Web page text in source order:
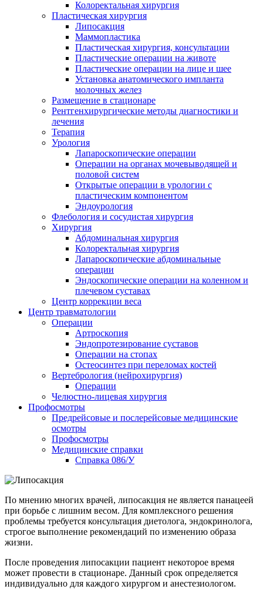
Колоректальная хирургия
Пластическая хирургия
Липосакция
Маммопластика
Пластическая хирургия, консультации
Пластические операции на животе
Пластические операции на лице и шее
Установка анатомического импланта
молочных желез
Размещение в стационаре
Рентгенхирургические методы диагностики и
лечения
Терапия
Урология
Лапароскопические операции
Операции на органах мочевыводящей и
половой систем
Открытые операции в урологии с
пластическим компонентом
Эндоурология
Флебология и сосудистая хирургия
Хирургия
Абдоминальная хирургия
Колоректальная хирургия
Лапароскопические абдоминальные
операции
Эндоскопические операции на коленном и
плечевом суставах
Центр коррекции веса
Центр травматологии
Операции
Артроскопия
Эндопротезирование суставов
Операции на стопах
Остеосинтез при переломах костей
Вертебрология (нейрохирургия)
Операции
Челюстно-лицевая хирургия
Профосмотры
Предрейсовые и послерейсовые медицинские
осмотры
Профосмотры
Медицинские справки
Справка 086/У
По мнению многих врачей, липосакция не является панацеей
при борьбе с лишним весом. Для комплексного решения
проблемы требуется консультация диетолога, эндокринолога,
строгое выполнение рекомендаций по изменению образа
жизни.
После проведения липосакции пациент некоторое время
может провести в стационаре. Данный срок определяется
индивидуально для каждого хирургом и анестезиологом.